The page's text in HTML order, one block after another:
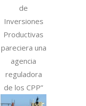
de
Inversiones
Productivas
pareciera una
agencia
reguladora
de los CPP”